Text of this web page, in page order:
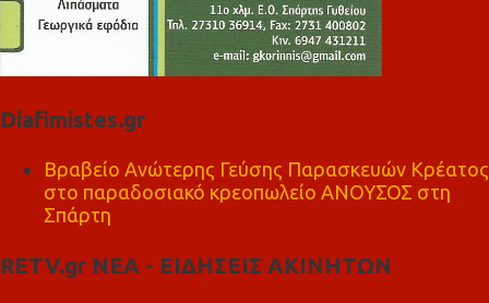
Diafimistes.gr
Βραβείο Ανώτερης Γεύσης Παρασκευών Κρέατος
στο παραδοσιακό κρεοπωλείο ΑΝΟΥΣΟΣ στη
Σπάρτη
RETV.gr ΝΕΑ - ΕΙΔΗΣΕΙΣ ΑΚΙΝΗΤΩΝ